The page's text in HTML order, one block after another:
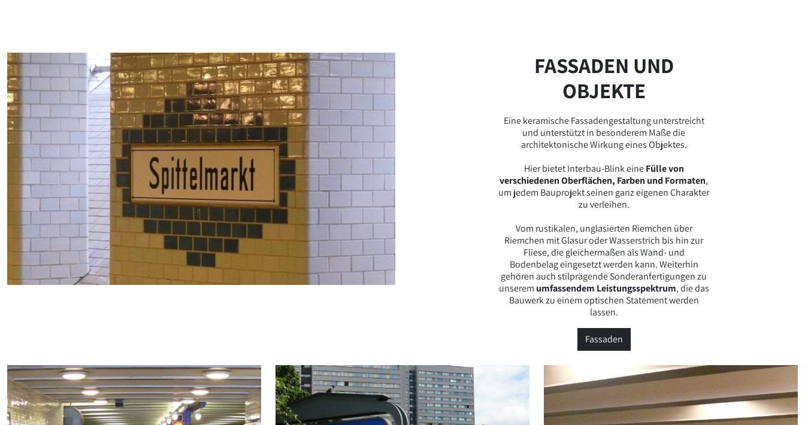
FASSADEN UND
OBJEKTE
Eine keramische Fassadengestaltung unterstreicht
und unterstützt in besonderem Maße die
architektonische Wirkung eines Objektes.
Hier bietet Interbau-Blink eineFülle von
verschiedenen Oberflächen, Farben und Formaten,
um jedem Bauprojekt seinen ganz eigenen Charakter
zu verleihen.
Vom rustikalen, unglasierten Riemchen über
Riemchen mit Glasur oder Wasserstrich bis hin zur
Fliese, die gleichermaßen als Wand- und
Bodenbelag eingesetzt werden kann. Weiterhin
gehören auch stilprägende Sonderanfertigungen zu
unserem umfassendem Leistungsspektrum, die das
Bauwerk zu einem optischen Statement werden
lassen.
Fassaden